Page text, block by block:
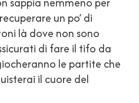
un po’ di
là dove non sono
di fare il tifo da
le partite che
il cuore del